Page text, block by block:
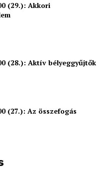
(29.): Akkori
(28.): Aktív bélyeggyűjtők
(27.): Az összefogás